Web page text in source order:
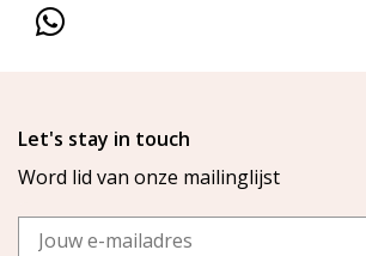
Let's stay in touch
Word lid van onze mailinglijst
Email